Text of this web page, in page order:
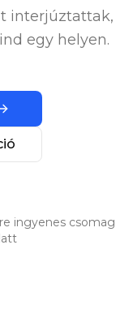
interjúztattak,
egy helyen.
ingyenes csomag